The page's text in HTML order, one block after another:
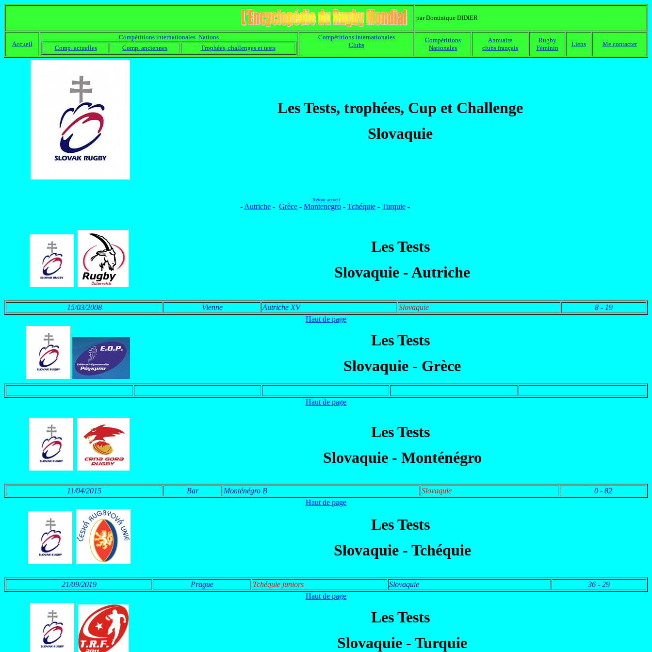
par Dominique DIDIER
Accueil
Compétitions internationales Nations
Comp. actuelles
Comp. anciennes Trophées, challenges et tests
Compétitions internationales
Clubs
Compétitions
Nationales
Annuaire
clubs français
Rugby
Féminin
Liens Me contacter
Les Tests, trophées, Cup et Challenge
Slovaquie
Retour accueil
- Autriche - Grèce - Montenegro - Tchéquie - Turquie -
Les Tests
Slovaquie -Autriche
15/03/2008 Vienne Autriche XV Slovaquie
8 - 19
Haut de page
Les Tests
Slovaquie - Grèce
Haut de page
Les Tests
Slovaquie - Monténégro
11/04/2015 Bar Monténégro B Slovaquie
0 - 82
Haut de page
Les Tests
Slovaquie - Tchéquie
21/09/2019 Prague Tchéquie juniors Slovaquie
36 - 29
Haut de page
Les Tests
Slovaquie - Turquie